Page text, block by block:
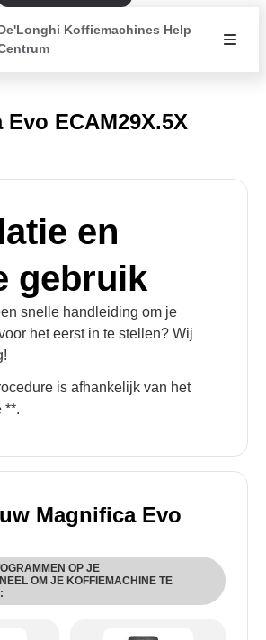
Koffiemachines Help
ECAM29X.5X
en
gebruik
snelle handleiding om je
het eerst in te stellen? Wij
is afhankelijk van het
**.
Magnifica Evo
OP JE
OM JE KOFFIEMACHINE TE